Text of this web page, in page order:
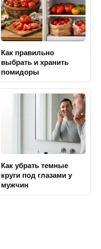
Как правильно
выбрать и хранить
помидоры
Как убрать темные
круги под глазами у
мужчин